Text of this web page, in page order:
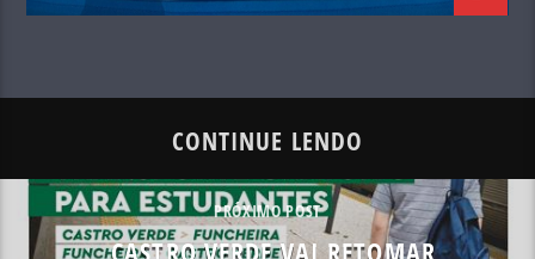
CONTINUE LENDO
PRÓXIMO POST